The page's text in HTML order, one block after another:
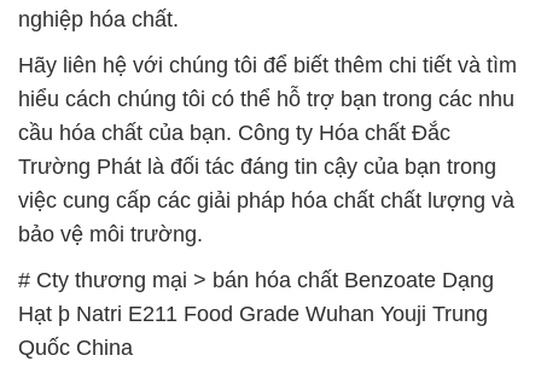
nghiệp hóa chất.
Hãy liên hệ với chúng tôi để biết thêm chi tiết và tìm
hiểu cách chúng tôi có thể hỗ trợ bạn trong các nhu
cầu hóa chất của bạn. Công ty Hóa chất Đắc
Trường Phát là đối tác đáng tin cậy của bạn trong
việc cung cấp các giải pháp hóa chất chất lượng và
bảo vệ môi trường.
# Cty thương mại > bán hóa chất Benzoate Dạng
Hạt þ Natri E211 Food Grade Wuhan Youji Trung
Quốc China